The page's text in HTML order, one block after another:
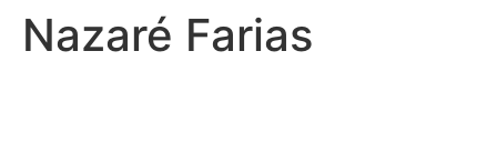
Nazaré Farias